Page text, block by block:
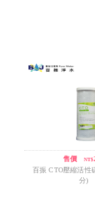
售價 NT$
百振 CTO壓縮活性
分)